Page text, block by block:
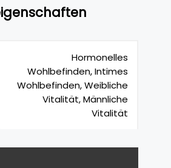
Hormonelles
Wohlbefinden, Intimes
Wohlbefinden, Weibliche
Vitalität, Männliche
Vitalität